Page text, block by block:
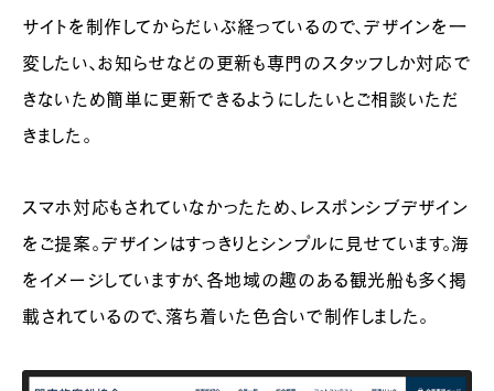
サイトを制作してからだいぶ経っているので、デザインを一
変したい、お知らせなどの更新も専門のスタッフしか対応で
きないため簡単に更新できるようにしたいとご相談いただ
きました。
スマホ対応もされていなかったため、レスポンシブデザイン
をご提案。デザインはすっきりとシンプルに見せています。海
をイメージしていますが、各地域の趣のある観光船も多く掲
載されているので、落ち着いた色合いで制作しました。